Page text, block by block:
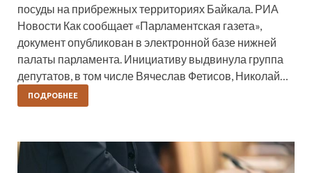
посуды на прибрежных территориях Байкала. РИА
Новости Как сообщает «Парламентская газета»,
документ опубликован в электронной базе нижней
палаты парламента. Инициативу выдвинула группа
депутатов, в том числе Вячеслав Фетисов, Николай…
ПОДРОБНЕЕ